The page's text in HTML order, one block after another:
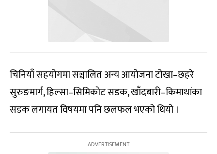
चिनियाँ सहयोगमा सञ्चालित अन्य आयोजना टोखा–छहरे
सुरुङमार्ग, हिल्सा–सिमिकोट सडक, खाँदबारी–किमाथांका
सडक लगायत विषयमा पनि छलफल भएको थियो ।